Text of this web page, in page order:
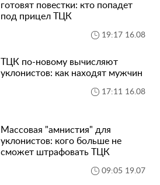
готовят повестки: кто попадет
под прицел ТЦК
19:17 16.08
ТЦК по-новому вычисляют
уклонистов: как находят мужчин
17:11 16.08
Массовая "амнистия" для
уклонистов: кого больше не
сможет штрафовать ТЦК
09:05 19.07